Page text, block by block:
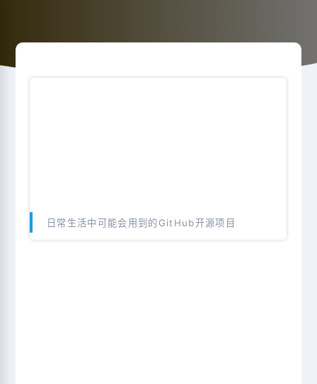
日常生活中可能会用到的GitHub开源项目